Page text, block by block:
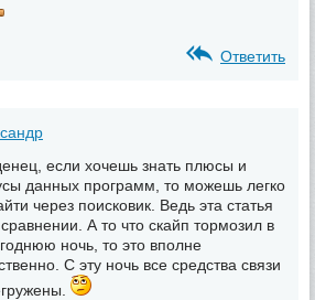
Ответить
если хочешь знать плюсы и
данных программ, то можешь легко
через поисковик. Ведь эта статья
А то что скайп тормозил в
ночь, то это вполне
С эту ночь все средства связи